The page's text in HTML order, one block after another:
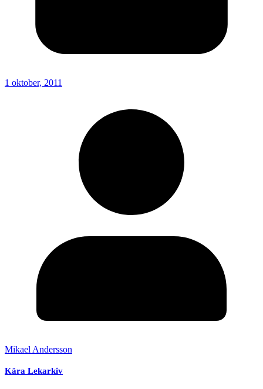
1 oktober, 2011
Mikael Andersson
Kära Lekarkiv